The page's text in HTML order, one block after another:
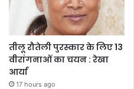
तीलू रौतेली पुरस्कार के लिए 13
वीरांगनाओं का चयन : रेखा
आर्या
17 hours ago